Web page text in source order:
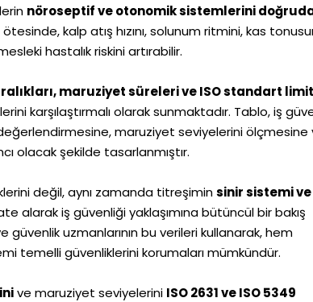
nöroseptif ve otonomik sistemlerini
ötesinde, kalp atış hızını, solunum ritmini, kas
hastalık riskini artırabilir.
maruziyet süreleri ve ISO standart
karşılaştırmalı olarak sunmaktadır. Tablo, iş
değerlendirmesine, maruziyet seviyelerini ölçmesine
olacak şekilde tasarlanmıştır.
değil, aynı zamanda titreşiminsinir sistemi ve
alarak iş güvenliği yaklaşımına bütüncül bir bakış
güvenlik uzmanlarının bu verileri kullanarak, hem
temelli güvenliklerini korumaları mümkündür.
ve maruziyet seviyelerini ISO 2631 ve ISO 5349